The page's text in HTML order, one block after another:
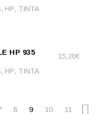
, HP, TINTA
HP 935
15,20€
, HP, TINTA
8 9 10 11